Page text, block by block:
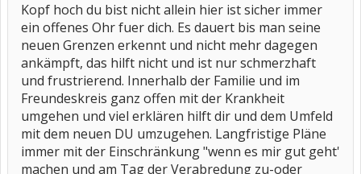
Kopf hoch du bist nicht allein hier ist sicher immer
ein offenes Ohr fuer dich. Es dauert bis man seine
neuen Grenzen erkennt und nicht mehr dagegen
ankämpft, das hilft nicht und ist nur schmerzhaft
und frustrierend. Innerhalb der Familie und im
Freundeskreis ganz offen mit der Krankheit
umgehen und viel erklären hilft dir und dem Umfeld
mit dem neuen DU umzugehen. Langfristige Pläne
immer mit der Einschränkung "wenn es mir gut geht'
machen und am Tag der Verabredung zu-oder